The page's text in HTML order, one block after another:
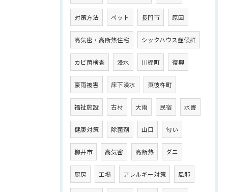
対策方法 ペット 長門市 原因
高気密・高断熱住宅 シックハウス症候群
カビ菌検査 浸水 川棚町 復興
豪雨被害 床下浸水 東彼杵町
福祉施設 古材 大雨 民宿 水害
健康対策 除菌剤 山口 匂い
柳井市 高気密 高断熱 ダニ
厨房 工場 アレルギー対策 風邪